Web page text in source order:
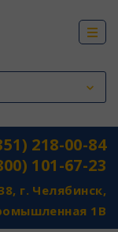
218-00-84
101-67-23
г. Челябинск,
1В